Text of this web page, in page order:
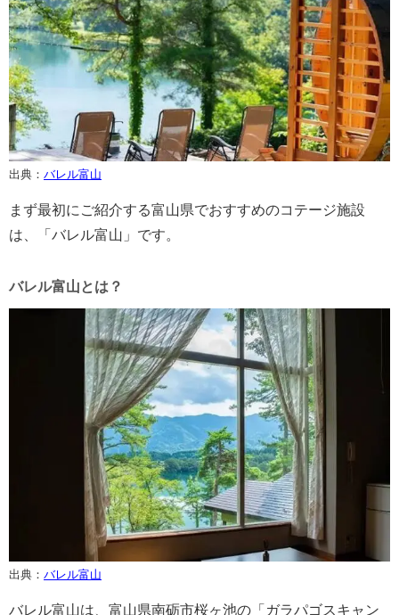
出典： バレル富山
まず最初にご紹介する富山県でおすすめのコテージ施設
は、「バレル富山」です。
バレル富山とは？
出典： バレル富山
バレル富山は、富山県南砺市桜ヶ池の「ガラパゴスキャン